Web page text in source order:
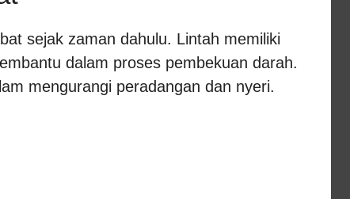
sejak zaman dahulu. Lintah memiliki
dalam proses pembekuan darah.
mengurangi peradangan dan nyeri.